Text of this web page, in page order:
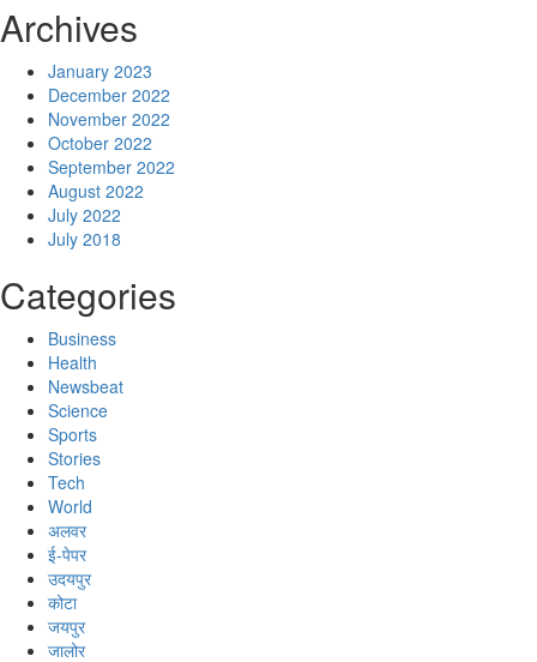
Archives
January 2023
December 2022
November 2022
October 2022
September 2022
August 2022
July 2022
July 2018
Categories
Business
Health
Newsbeat
Science
Sports
Stories
Tech
World
अलवर
ई-पेपर
उदयपुर
कोटा
जयपुर
जालोर